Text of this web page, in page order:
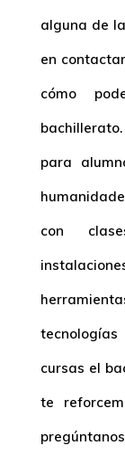
alguna de
en
cómo
para
con
cursas el
te